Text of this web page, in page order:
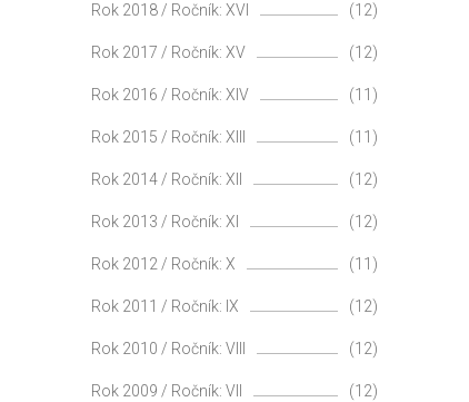
Rok 2018 / Ročník: XVI (12)
Rok 2017 / Ročník: XV (12)
Rok 2016 / Ročník: XIV (11)
Rok 2015 / Ročník: XIII (11)
Rok 2014 / Ročník: XII (12)
Rok 2013 / Ročník: XI (12)
Rok 2012 / Ročník: X (11)
Rok 2011 / Ročník: IX (12)
Rok 2010 / Ročník: VIII (12)
Rok 2009 / Ročník: VII (12)